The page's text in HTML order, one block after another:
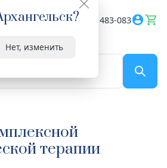
?
Нет, изменить
8182 483-083
терапии